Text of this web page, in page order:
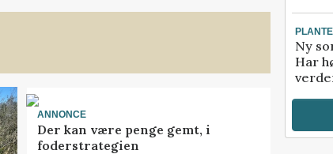
ANNONCE
Der kan være penge gemt, i
foderstrategien
Ny
Har